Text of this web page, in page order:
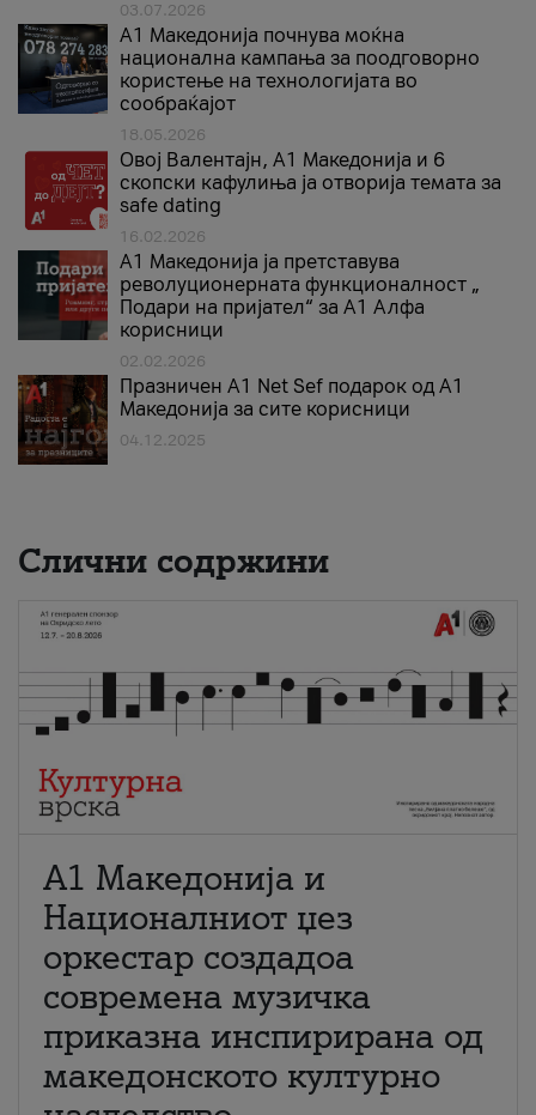
03.07.2026
A1 Македонија почнува моќна
национална кампања за поодговорно
користење на технологијата во
сообраќајот
18.05.2026
Овој Валентајн, A1 Македонија и 6
скопски кафулиња ја отворија темата за
safe dating
16.02.2026
А1 Македонија ја претставува
револуционерната функционалност „
Подари на пријател“ за А1 Алфа
корисници
02.02.2026
Празничен A1 Net Sеf подарок од А1
Македонија за сите корисници
04.12.2025
Слични содржини
А1 Македонија и
Националниот џез
оркестар создадоа
современа музичка
приказна инспирирана од
македонското културно